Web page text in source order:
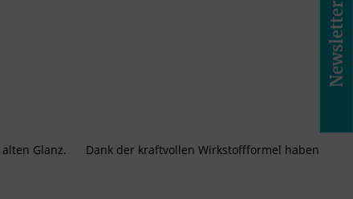
alten Glanz. Dank der kraftvollen Wirkstoffformel haben
Newsletter